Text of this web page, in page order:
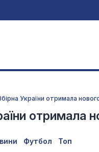
України отримала
отримала
Футбол Топ